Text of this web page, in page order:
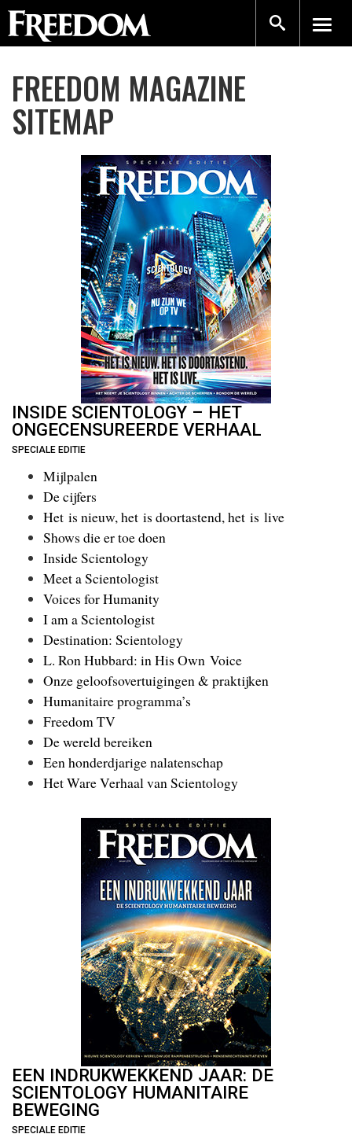
FREEDOM MAGAZINE
SITEMAP
INSIDE SCIENTOLOGY – HET
ONGECENSUREERDE VERHAAL
SPECIALE EDITIE
Mijlpalen
De cijfers
Het is nieuw, het is door­tastend, het is live
Shows die er toe doen
Inside Scientology
Meet a Scientologist
Voices for Humanity
I am a Scientologist
Destination: Scientology
L. Ron Hubbard: in His Own Voice
Onze geloofs­overtuigingen & praktijken
Humanitaire programma’s
Freedom TV
De wereld bereiken
Een honderdjarige nalatenschap
Het Ware Verhaal van Scientology
EEN INDRUKWEKKEND JAAR: DE
SCIENTOLOGY HUMANITAIRE
BEWEGING
SPECIALE EDITIE